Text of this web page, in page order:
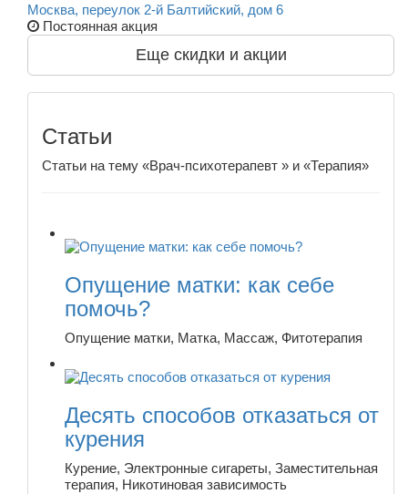
Москва, переулок 2-й Балтийский, дом 6
Постоянная акция
Еще скидки и акции
Статьи
Статьи на тему «Врач-психотерапевт » и «Терапия»
Опущение матки: как себе
помочь?
Опущение матки, Матка, Массаж, Фитотерапия
Десять способов отказаться от
курения
Курение, Электронные сигареты, Заместительная
терапия, Никотиновая зависимость